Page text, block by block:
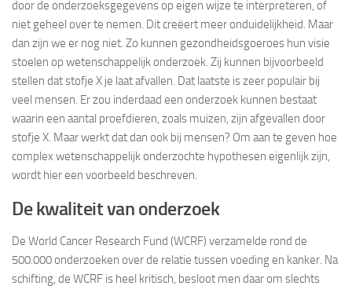
door de onderzoeksgegevens op eigen wijze te interpreteren, of
niet geheel over te nemen. Dit creëert meer onduidelijkheid. Maar
dan zijn we er nog niet. Zo kunnen gezondheidsgoeroes hun visie
stoelen op wetenschappelijk onderzoek. Zij kunnen bijvoorbeeld
stellen dat stofje X je laat afvallen. Dat laatste is zeer populair bij
veel mensen. Er zou inderdaad een onderzoek kunnen bestaat
waarin een aantal proefdieren, zoals muizen, zijn afgevallen door
stofje X. Maar werkt dat dan ook bij mensen? Om aan te geven hoe
complex wetenschappelijk onderzochte hypothesen eigenlijk zijn,
wordt hier een voorbeeld beschreven.
De kwaliteit van onderzoek
De World Cancer Research Fund (WCRF) verzamelde rond de
500.000 onderzoeken over de relatie tussen voeding en kanker. Na
schifting, de WCRF is heel kritisch, besloot men daar om slechts